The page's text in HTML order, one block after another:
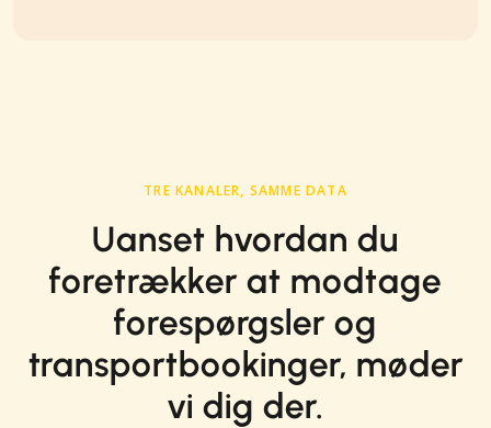
TRE KANALER, SAMME DATA
Uanset hvordan du
foretrækker at modtage
forespørgsler og
transportbookinger, møder
vi dig der.